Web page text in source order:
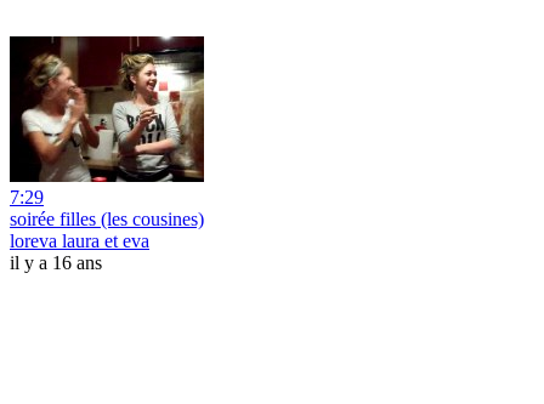
7:29
soirée filles (les cousines)
loreva laura et eva
il y a 16 ans